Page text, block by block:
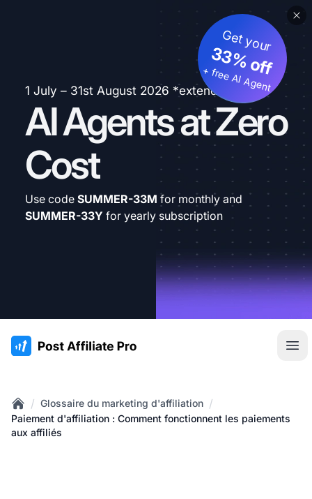
1 July – 31st August 2026 *extended
AI Agents at Zero
Cost
Get your
33% off
+ free AI Agent
Use code SUMMER-33M for monthly and
SUMMER-33Y for yearly subscription
:site.title
Home
/ Glossaire du marketing d'affiliation /
Paiement d'affiliation : Comment fonctionnent les paiements
aux affiliés